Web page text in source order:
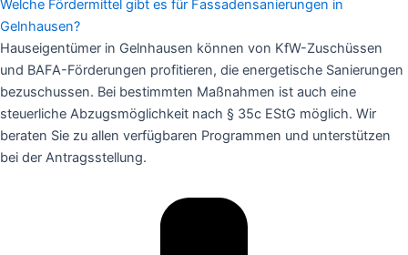
Welche Fördermittel gibt es für Fassadensanierungen in
Gelnhausen?
Hauseigentümer in Gelnhausen können von KfW-Zuschüssen
und BAFA-Förderungen profitieren, die energetische Sanierungen
bezuschussen. Bei bestimmten Maßnahmen ist auch eine
steuerliche Abzugsmöglichkeit nach § 35c EStG möglich. Wir
beraten Sie zu allen verfügbaren Programmen und unterstützen
bei der Antragsstellung.